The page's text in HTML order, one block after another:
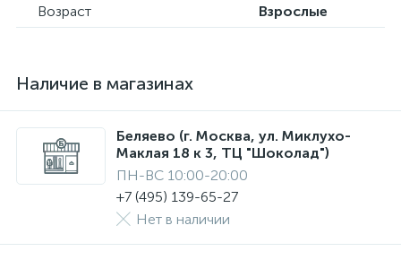
Возраст
Взрослые
Наличие в магазинах
Беляево (г. Москва, ул. Миклухо-
Маклая 18 к 3, ТЦ "Шоколад")
ПН-ВС 10:00-20:00
+7 (495) 139-65-27
Нет в наличии